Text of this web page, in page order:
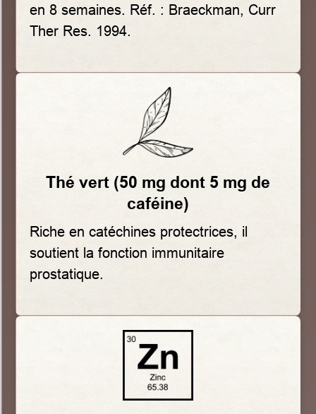
en 8 semaines. Réf. : Braeckman, Curr
Ther Res. 1994.
Thé vert (50 mg dont 5 mg de
caféine)
Riche en catéchines protectrices, il
soutient la fonction immunitaire
prostatique.